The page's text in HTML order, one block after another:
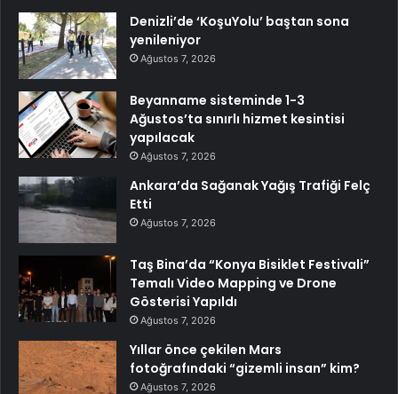
Denizli’de ‘KoşuYolu’ baştan sona
yenileniyor
Ağustos 7, 2026
Beyanname sisteminde 1-3
Ağustos’ta sınırlı hizmet kesintisi
yapılacak
Ağustos 7, 2026
Ankara’da Sağanak Yağış Trafiği Felç
Etti
Ağustos 7, 2026
Taş Bina’da “Konya Bisiklet Festivali”
Temalı Video Mapping ve Drone
Gösterisi Yapıldı
Ağustos 7, 2026
Yıllar önce çekilen Mars
fotoğrafındaki “gizemli insan” kim?
Ağustos 7, 2026